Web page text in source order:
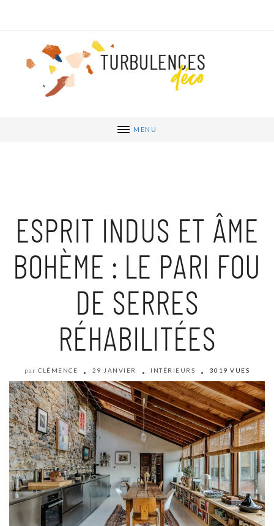
MENU
ESPRIT INDUS ET ÂME
BOHÈME : LE PARI FOU
DE SERRES
RÉHABILITÉES
par CLÉMENCE 29 JANVIER INTÉRIEURS 3019 VUES